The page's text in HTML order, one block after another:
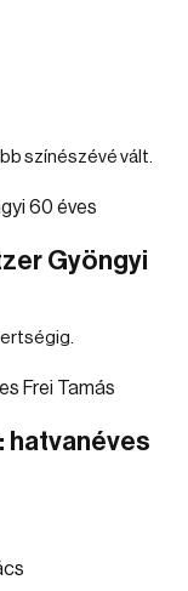
színészévé vált.
Gyöngyi